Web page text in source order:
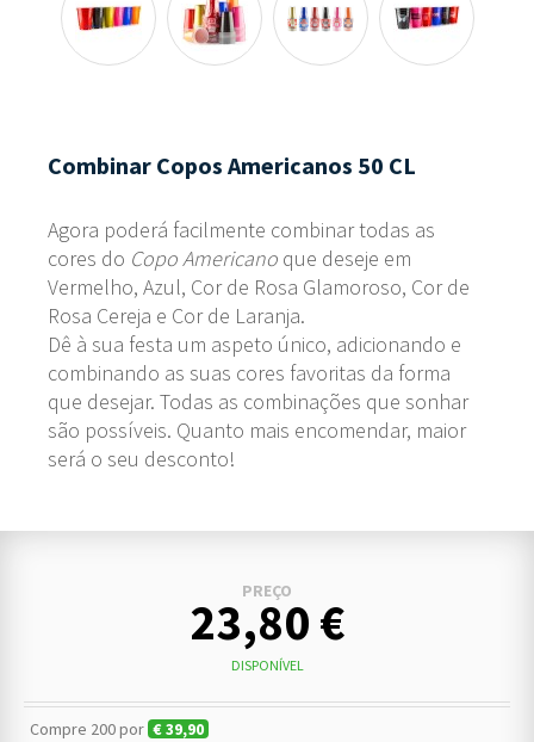
Combinar Copos Americanos 50 CL
Agora poderá facilmente combinar todas as
cores do Copo Americano que deseje em
Vermelho, Azul, Cor de Rosa Glamoroso, Cor de
Rosa Cereja e Cor de Laranja.
Dê à sua festa um aspeto único, adicionando e
combinando as suas cores favoritas da forma
que desejar. Todas as combinações que sonhar
são possíveis. Quanto mais encomendar, maior
será o seu desconto!
PREÇO
23,80 €
DISPONÍVEL
Compre 200 por € 39,90